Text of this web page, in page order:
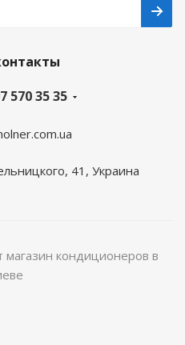
570 35 35
41, Украина
кондиционеров в